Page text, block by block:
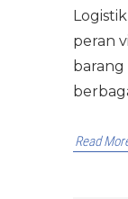
peran
Read